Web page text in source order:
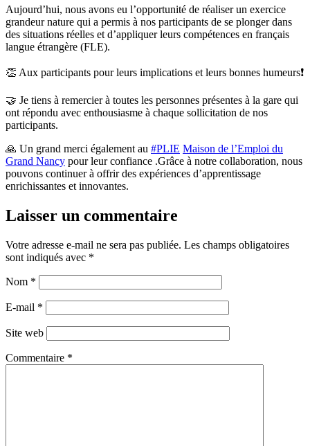
Aujourd’hui, nous avons eu l’opportunité de réaliser un exercice
grandeur nature qui a permis à nos participants de se plonger dans
des situations réelles et d’appliquer leurs compétences en français
langue étrangère (FLE).
👏 Aux participants pour leurs implications et leurs bonnes humeurs❗
🤝 Je tiens à remercier à toutes les personnes présentes à la gare qui
ont répondu avec enthousiasme à chaque sollicitation de nos
participants.
🙏 Un grand merci également au #PLIE Maison de l’Emploi du
Grand Nancy pour leur confiance .Grâce à notre collaboration, nous
pouvons continuer à offrir des expériences d’apprentissage
enrichissantes et innovantes.
Laisser un commentaire
Votre adresse e-mail ne sera pas publiée. Les champs obligatoires
sont indiqués avec *
Nom *
E-mail *
Site web
Commentaire *